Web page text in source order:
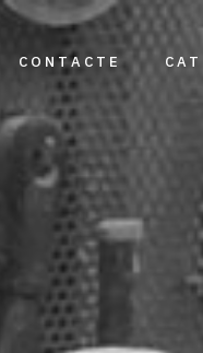
CONTACTE CAT